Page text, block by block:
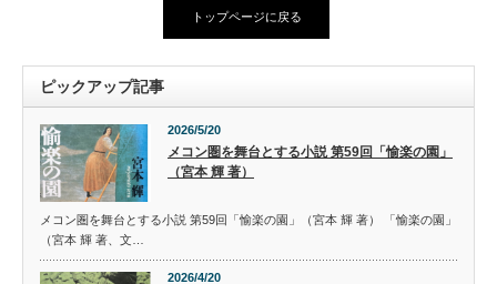
トップページに戻る
ピックアップ記事
2026/5/20
メコン圏を舞台とする小説 第59回「愉楽の園」
（宮本 輝 著）
メコン圏を舞台とする小説 第59回「愉楽の園」（宮本 輝 著） 「愉楽の園」
（宮本 輝 著、文…
2026/4/20